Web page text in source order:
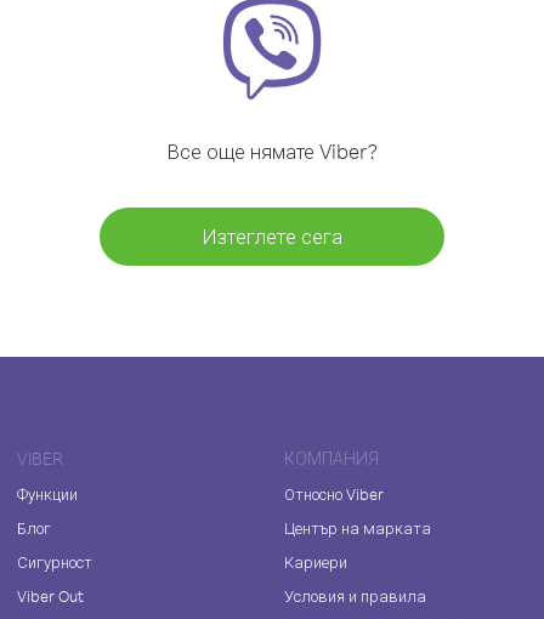
Все още нямате Viber?
Изтеглете сега
VIBER
Функции
Блог
Сигурност
Viber Out
КОМПАНИЯ
Относно Viber
Център на марката
Кариери
Условия и правила